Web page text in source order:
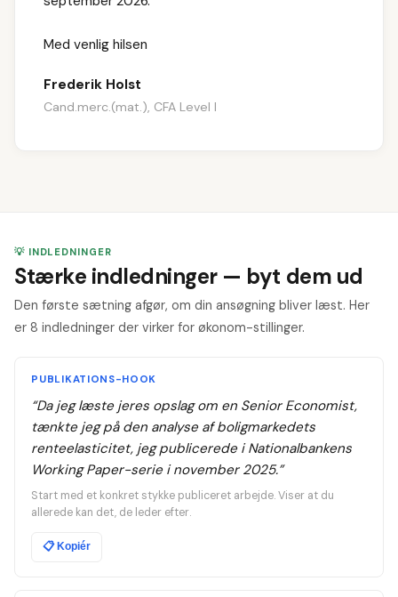
Med venlig hilsen
Frederik Holst
Cand.merc.(mat.), CFA Level I
💡 INDLEDNINGER
Stærke indledninger — byt dem ud
Den første sætning afgør, om din ansøgning bliver læst. Her
er 8 indledninger der virker for økonom-stillinger.
PUBLIKATIONS-HOOK
“Da jeg læste jeres opslag om en Senior Economist,
tænkte jeg på den analyse af boligmarkedets
renteelasticitet, jeg publicerede i Nationalbankens
Working Paper-serie i november 2025.”
Start med et konkret stykke publiceret arbejde. Viser at du
allerede kan det, de leder efter.
📋Kopiér